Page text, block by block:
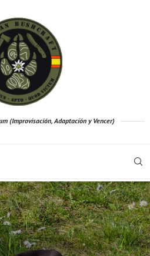
(Improvisación, Adaptación y Vencer)